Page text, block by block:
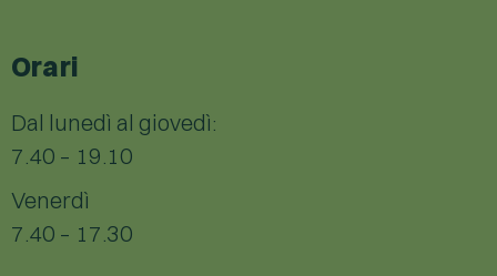
Orari
Dal lunedì al giovedì:
7.40 – 19.10
Venerdì
7.40 – 17.30